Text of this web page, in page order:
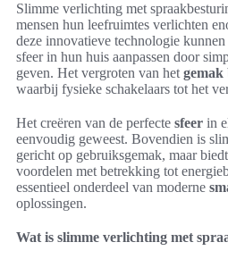
Slimme verlichting met
mensen hun leefruimtes verlichten
deze innovatieve technologie
sfeer in hun huis aanpassen door
geven. Het vergroten van het gemak
waarbij fysieke schakelaars tot het
Het creëren van de perfecte sfeer in
eenvoudig geweest. Bovendien is
gericht op gebruiksgemak, maar
voordelen met betrekking tot
essentieel onderdeel van moderne
oplossingen.
Wat is slimme verlichting met